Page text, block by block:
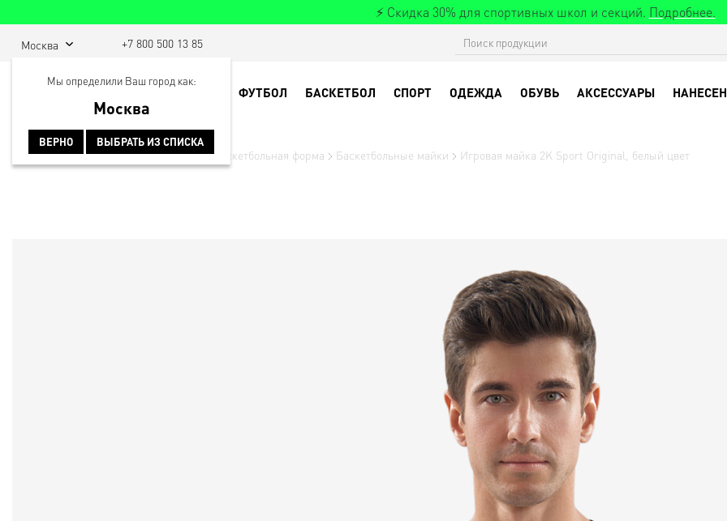
⚡ Скидка 30% для спортивных школ и секций. Подробнее.
Москва
Мы определили Ваш город как:
Москва
ВЕРНО ВЫБРАТЬ ИЗ СПИСКА
+7 800 500 13 85
ФУТБОЛ БАСКЕТБОЛ СПОРТ ОДЕЖДА ОБУВЬ АКСЕССУАРЫ
Главная Баскетбольная экипировка Баскетбольная форма Баскетбольные майки Игровая майка 2K Sport Original, белый цвет